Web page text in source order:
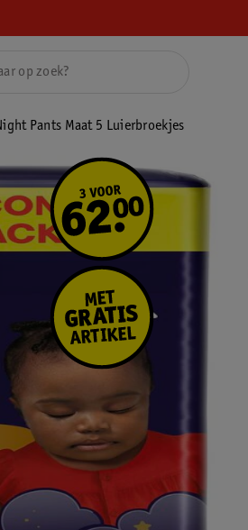
Pants Maat 5 Luierbroekjes